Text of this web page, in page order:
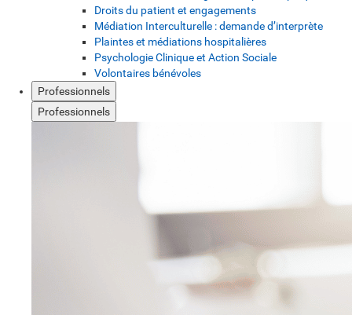
Droits du patient et engagements
Médiation Interculturelle : demande d’interprète
Plaintes et médiations hospitalières
Psychologie Clinique et Action Sociale
Volontaires bénévoles
Professionnels
Professionnels